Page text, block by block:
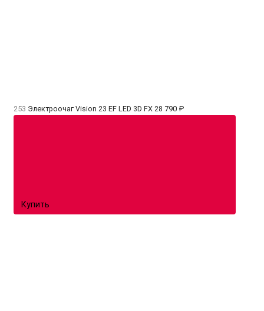
253 Электроочаг Vision 23 EF LED 3D FX 28 790 ₽
Купить